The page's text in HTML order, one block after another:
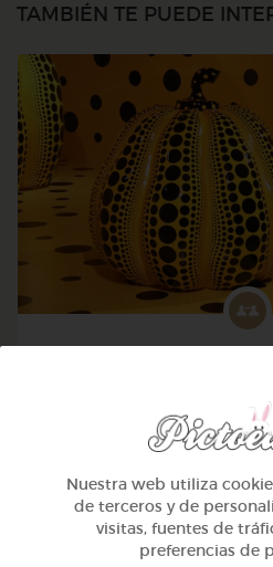
TAMBIÉN TE PUEDE
Nuestra web utiliza
de terceros y de
visitas, fuentes de
preferencias de